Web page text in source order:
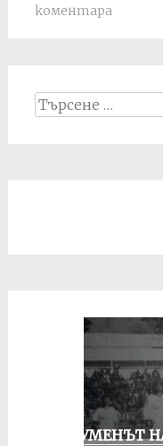
коментара
Search
ШОУМЕНЪТ